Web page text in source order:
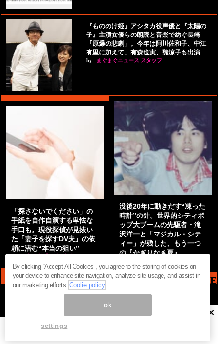
『もののけ姫』アシタカ役声優と『太陽の
子』主演女優らの朗読と音楽で紡ぐ長崎
「原爆の悲劇」。今年は阿川佐和子、中江
有里に加えて、有森也実、魏涼子も出演
by まぐまぐニュース スタッフ
「探さないでください」の
手紙を自作自演する卑怯な
手口も。現役探偵が見抜い
た「妻子を探すDV夫」の依
頼に潜む“本当の狙い”
by 阿部泰尚『伝説の探偵』
没後20年に動きだす“凍った
時計”の針。世界的シティポ
ップ大ブームの先駆者・滝
沢洋一と「マジカル・シテ
ィー」が残した、もう一つ
の『かぎりなき夏』
MAG2 NEWS HEADLINE
ページ内の商標は全て商標権者に属します。無断転載を禁じます。 ©
まぐまぐ！
×
By clicking “Accept All Cookies”, you agree to the storing of cookies on
your device to enhance site navigation, analyze site usage, and assist in
our marketing efforts.Coolie policy
ok
settings